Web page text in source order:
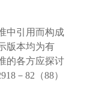
中引用而构成
版本均为有
的各方应探讨
－82（88）